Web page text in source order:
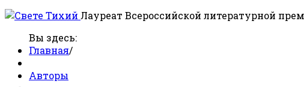
Лауреат Всероссийской литературной
Вы здесь:
Главная/
Авторы